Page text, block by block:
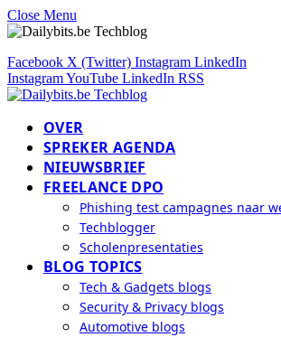
Close Menu
Facebook X (Twitter) Instagram LinkedIn
InstagramYouTube LinkedIn RSS
OVER
SPREKER AGENDA
NIEUWSBRIEF
FREELANCE DPO
Phishing test campagnes naar
Techblogger
Scholenpresentaties
BLOG TOPICS
Tech & Gadgets blogs
Security & Privacy blogs
Automotive blogs